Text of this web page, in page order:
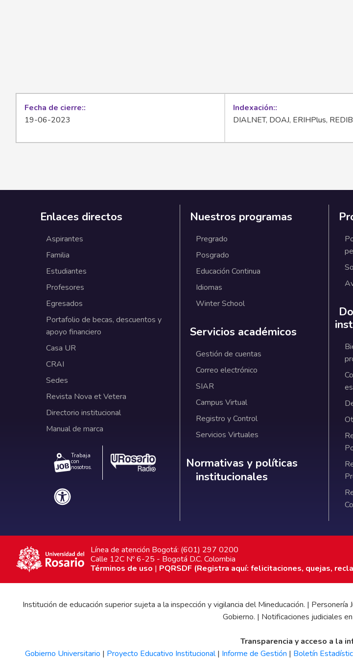
Fecha de cierre:
19-06-2023
Indexación:
DIALNET, DOAJ, ERIHPlus, REDIB
Enlaces directos
Aspirantes
Familia
Estudiantes
Profesores
Egresados
Portafolio de becas, descuentos y
apoyo financiero
Casa UR
CRAI
Sedes
Revista Nova et Vetera
Directorio institucional
Manual de marca
Trabaja
con
nosotros.
Nuestros programas
Pregrado
Posgrado
Educación Continua
Idiomas
Winter School
Servicios académicos
Gestión de cuentas
Correo electrónico
SIAR
Campus Virtual
Registro y Control
Servicios Virtuales
Normativas y políticas
Normativas y políticas
institucionales
Línea de atención Bogotá: (601) 297 0200
Calle 12C Nº 6-25 - Bogotá D.C. Colombia
Términos de uso | PQRSDF (Registra aquí: felicitaciones, quejas,
Institución de educación superior sujeta a la inspección y vigilancia del Mineducación. |
Gobierno. | Notificaciones judiciales en
Transparencia y acceso a la
Gobierno Universitario | Proyecto Educativo Institucional| Informe de Gestión | Boletín